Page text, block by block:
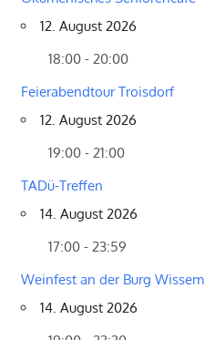
12. August 2026
18:00 - 20:00
Feierabendtour Troisdorf
12. August 2026
19:00 - 21:00
TADü-Treffen
14. August 2026
17:00 - 23:59
Weinfest an der Burg Wissem
14. August 2026